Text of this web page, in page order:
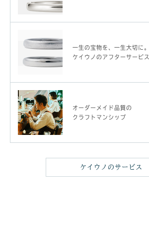
一生の宝物を、一生大切に。
ケイウノのアフターサービス
オーダーメイド品質の
クラフトマンシップ
ケイウノのサービス